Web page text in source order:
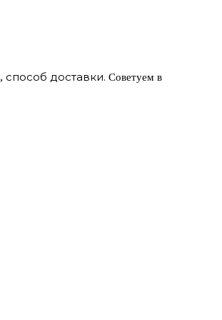
способ доставки. Советуем в